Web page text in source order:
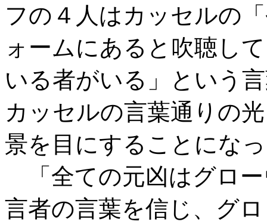
フの４人はカッセルの
ォームにあると吹聴して
いる者がいる」という
カッセルの言葉通りの光
景を目にすることにな
「全ての元凶はグロ
言者の言葉を信じ、グロ